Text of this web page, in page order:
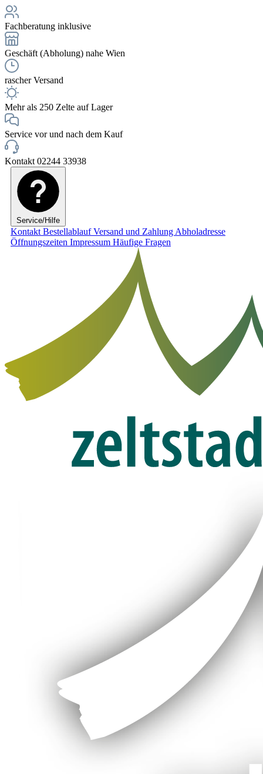
Fachberatung inklusive
Geschäft (Abholung) nahe Wien
rascher Versand
Mehr als 250 Zelte auf Lager
Service vor und nach dem Kauf
Kontakt 02244 33938
Service/Hilfe
Kontakt BestellablaufVersand und Zahlung Abholadresse
Öffnungszeiten Impressum Häufige Fragen